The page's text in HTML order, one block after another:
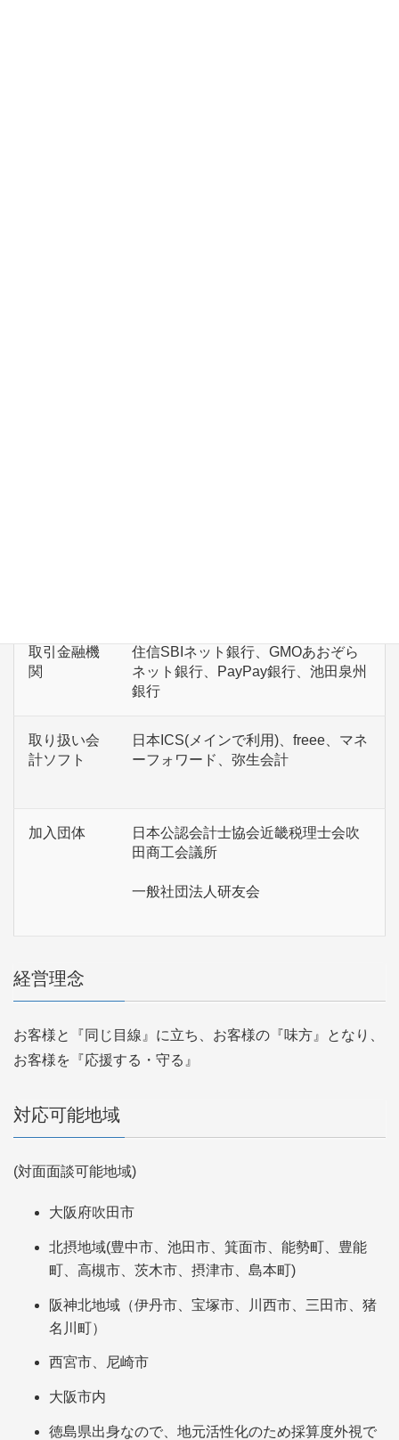
取引金融機
関
住信SBIネット銀行、GMOあおぞら
ネット銀行、PayPay銀行、池田泉州
銀行
取り扱い会
計ソフト
日本ICS(メインで利用)、freee、マネ
ーフォワード、弥生会計
加入団体
日本公認会計士協会近畿税理士会吹
田商工会議所
一般社団法人研友会
経営理念
お客様と『同じ目線』に立ち、お客様の『味方』となり、
お客様を『応援する・守る』
対応可能地域
(対面面談可能地域)
大阪府吹田市
北摂地域(豊中市、池田市、箕面市、能勢町、豊能
町、高槻市、茨木市、摂津市、島本町)
阪神北地域（伊丹市、宝塚市、川西市、三田市、猪
名川町）
西宮市、尼崎市
大阪市内
徳島県出身なので、地元活性化のため採算度外視で